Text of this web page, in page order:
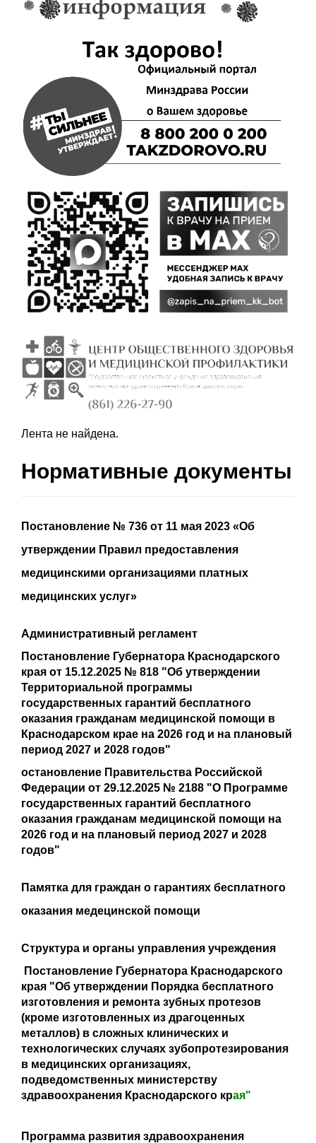
Лента не найдена.
Нормативные документы
Постановление № 736 от 11 мая 2023 «Об
утверждении Правил предоставления
медицинскими организациями платных
медицинских услуг»
Административный регламент
Постановление Губернатора Краснодарского
края от 15.12.2025 № 818 "Об утверждении
Территориальной программы
государственных гарантий бесплатного
оказания гражданам медицинской помощи в
Краснодарском крае на 2026 год и на плановый
период 2027 и 2028 годов"
остановление Правительства Российской
Федерации от 29.12.2025 № 2188 "О Программе
государственных гарантий бесплатного
оказания гражданам медицинской помощи на
2026 год и на плановый период 2027 и 2028
годов"
Памятка для граждан о гарантиях бесплатного
оказания медецинской помощи
Структура и органы управления учреждения
Постановление Губернатора Краснодарского
края "Об утверждении Порядка бесплатного
изготовления и ремонта зубных протезов
(кроме изготовленных из драгоценных
металлов) в сложных клинических и
технологических случаях зубопротезирования
в медицинских организациях,
подведомственных министерству
здравоохранения Краснодарского края"
Программа развития здравоохранения